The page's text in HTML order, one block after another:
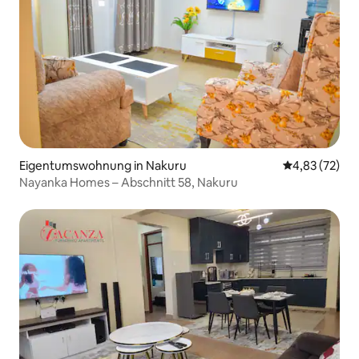
Eigentumswohnung in Nakuru
4,83 (72)
Nayanka Homes – Abschnitt 58, Nakuru